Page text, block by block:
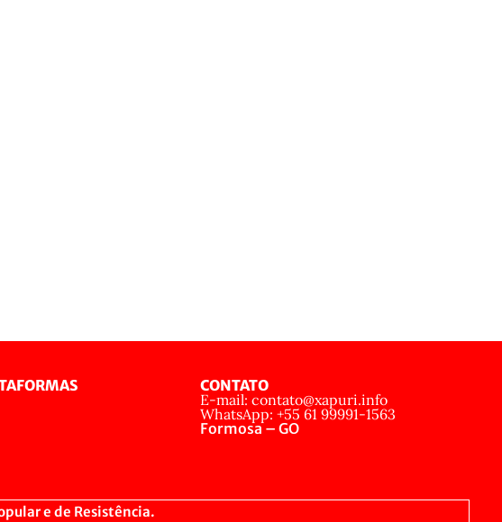
CONTATO
E-mail: contato@xapuri.info
WhatsApp: +55 61 99991-1563
Formosa – GO
e de Resistência.